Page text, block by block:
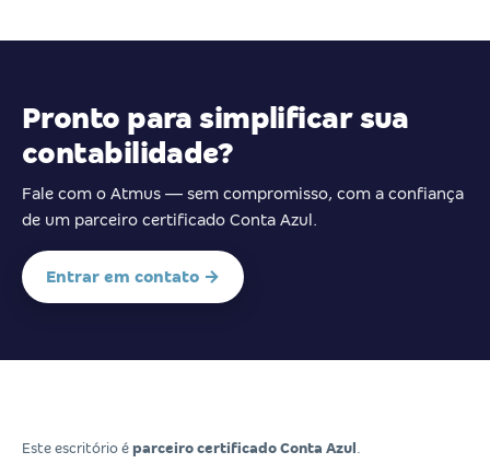
Pronto para simplificar sua
contabilidade?
Fale com o Atmus — sem compromisso, com a confiança
de um parceiro certificado Conta Azul.
Entrar em contato →
Este escritório é parceiro certificado Conta Azul